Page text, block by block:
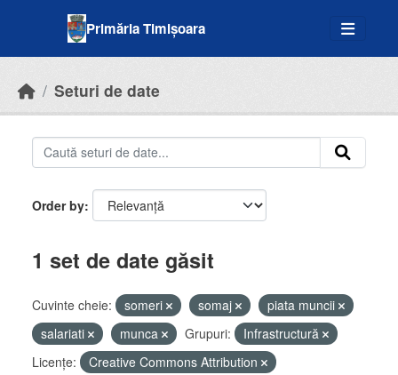
Primăria Timișoara
Seturi de date
Order by
1 set de date găsit
Cuvinte cheie: someri somaj
piata muncii
salariati
munca Grupuri:
Infrastructură
Licenţe:
Creative Commons Attribution